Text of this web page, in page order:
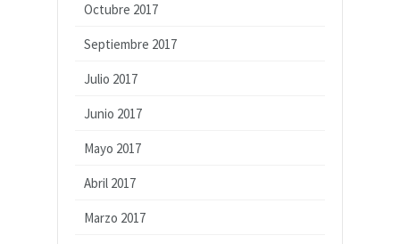
Octubre 2017
Septiembre 2017
Julio 2017
Junio 2017
Mayo 2017
Abril 2017
Marzo 2017